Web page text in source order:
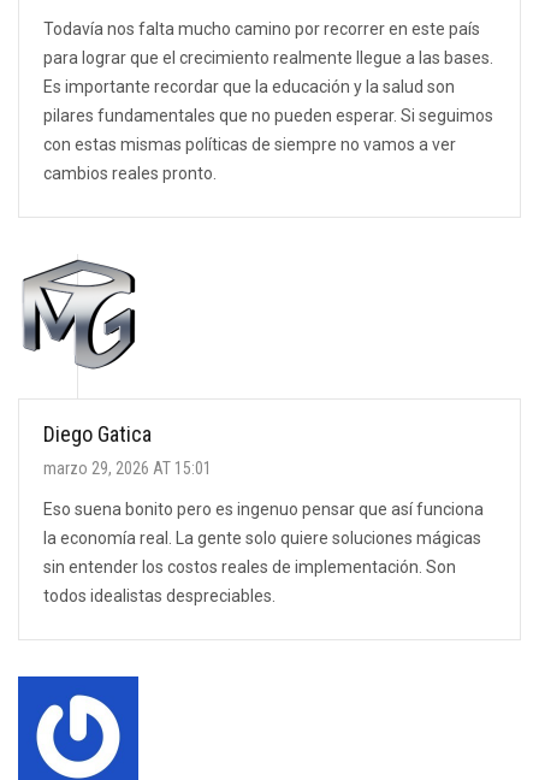
Todavía nos falta mucho camino por recorrer en este país
para lograr que el crecimiento realmente llegue a las bases.
Es importante recordar que la educación y la salud son
pilares fundamentales que no pueden esperar. Si seguimos
con estas mismas políticas de siempre no vamos a ver
cambios reales pronto.
Diego Gatica
marzo 29, 2026 AT 15:01
Eso suena bonito pero es ingenuo pensar que así funciona
la economía real. La gente solo quiere soluciones mágicas
sin entender los costos reales de implementación. Son
todos idealistas despreciables.